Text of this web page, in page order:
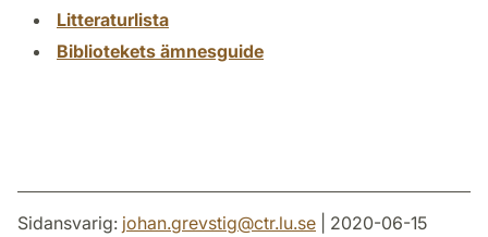
Litteraturlista
Bibliotekets ämnesguide
Sidansvarig: johan.grevstig@ctr.lu.se | 2020-06-15